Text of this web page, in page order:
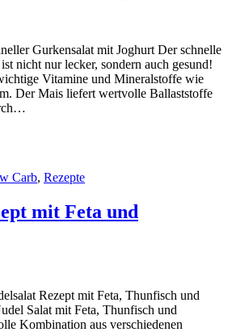
Gurkensalat mit Joghurt Der schnelle
nicht nur lecker, sondern auch gesund!
Vitamine und Mineralstoffe wie
Der Mais liefert wertvolle Ballaststoffe
Carb, Rezepte
mit Feta und
Rezept mit Feta, Thunfisch und
Salat mit Feta, Thunfisch und
Kombination aus verschiedenen